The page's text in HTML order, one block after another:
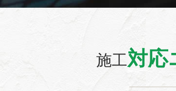
施工対応